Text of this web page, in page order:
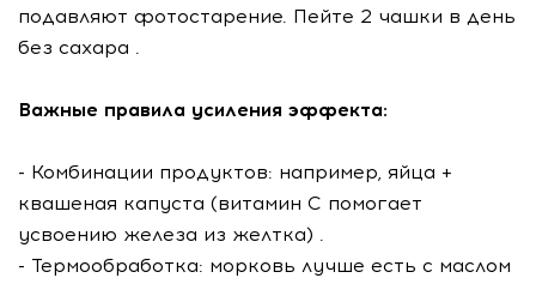
подавляют фотостарение. Пейте 2 чашки в день
без сахара .
Важные правила усиления эффекта:
- Комбинации продуктов: например, яйца +
квашеная капуста (витамин С помогает
усвоению железа из желтка) .
- Термообработка: морковь лучше есть с маслом